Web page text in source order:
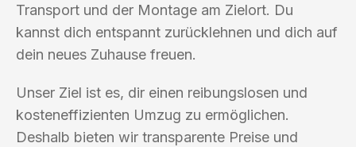
Transport und der Montage am Zielort. Du
kannst dich entspannt zurücklehnen und dich auf
dein neues Zuhause freuen.
Unser Ziel ist es, dir einen reibungslosen und
kosteneffizienten Umzug zu ermöglichen.
Deshalb bieten wir transparente Preise und